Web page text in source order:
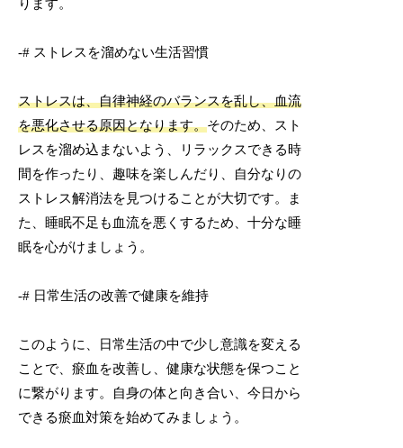
ります。
-# ストレスを溜めない生活習慣
ストレスは、自律神経のバランスを乱し、血流
を悪化させる原因となります。そのため、スト
レスを溜め込まないよう、リラックスできる時
間を作ったり、趣味を楽しんだり、自分なりの
ストレス解消法を見つけることが大切です。ま
た、睡眠不足も血流を悪くするため、十分な睡
眠を心がけましょう。
-# 日常生活の改善で健康を維持
このように、日常生活の中で少し意識を変える
ことで、瘀血を改善し、健康な状態を保つこと
に繋がります。自身の体と向き合い、今日から
できる瘀血対策を始めてみましょう。